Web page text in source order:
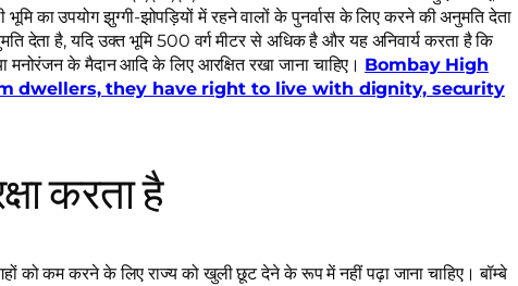
का उपयोग झुग्गी-झोपड़ियों में रहने वालों के पुनर्वास के लिए करने की अनुमति देता
देता है, यदि उक्त भूमि 500 ​​वर्ग मीटर से अधिक है और यह अनिवार्य करता है कि
मनोरंजन के मैदान आदि के लिए आरक्षित रखा जाना चाहिए। Bombay High
dwellers, they have right to live with dignity, security
करता है
को कम करने के लिए राज्य को खुली छूट देने के रूप में नहीं पढ़ा जाना चाहिए। बॉम्बे